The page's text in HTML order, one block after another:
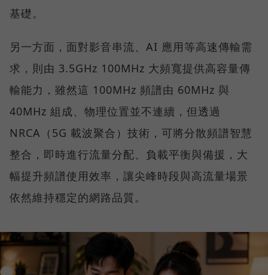
基礎。
另一方面，面對影音串流、AI 應用等高速傳輸需
求，則由 3.5GHz 100MHz 大頻寬提供高容量傳
輸能力，雖然這 100MHz 頻譜由 60MHz 與
40MHz 組成、物理位置並不連續，但透過
NRCA（5G 載波聚合）技術，可將分散頻譜智慧
整合，即時進行流量分配、負載平衡與備援，大
幅提升頻譜使用效率，讓尖峰時段與高流量場景
依然維持穩定的網路品質。